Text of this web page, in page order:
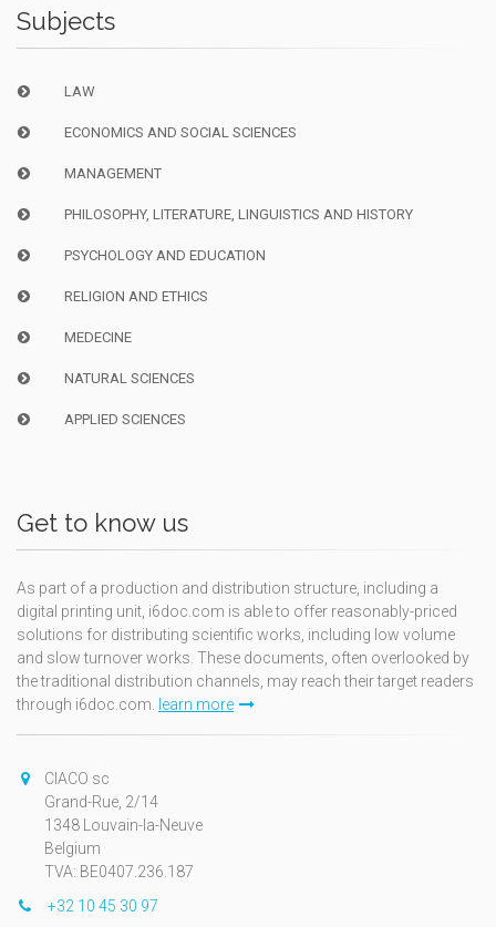
Subjects
LAW
ECONOMICS AND SOCIAL SCIENCES
MANAGEMENT
PHILOSOPHY, LITERATURE, LINGUISTICS AND HISTORY
PSYCHOLOGY AND EDUCATION
RELIGION AND ETHICS
MEDECINE
NATURAL SCIENCES
APPLIED SCIENCES
Get to know us
As part of a production and distribution structure, including a
digital printing unit, i6doc.com is able to offer reasonably-priced
solutions for distributing scientific works, including low volume
and slow turnover works. These documents, often overlooked by
the traditional distribution channels, may reach their target readers
through i6doc.com.
learn more
CIACO sc
Grand-Rue, 2/14
1348 Louvain-la-Neuve
Belgium
TVA: BE0407.236.187
+32 10 45 30 97